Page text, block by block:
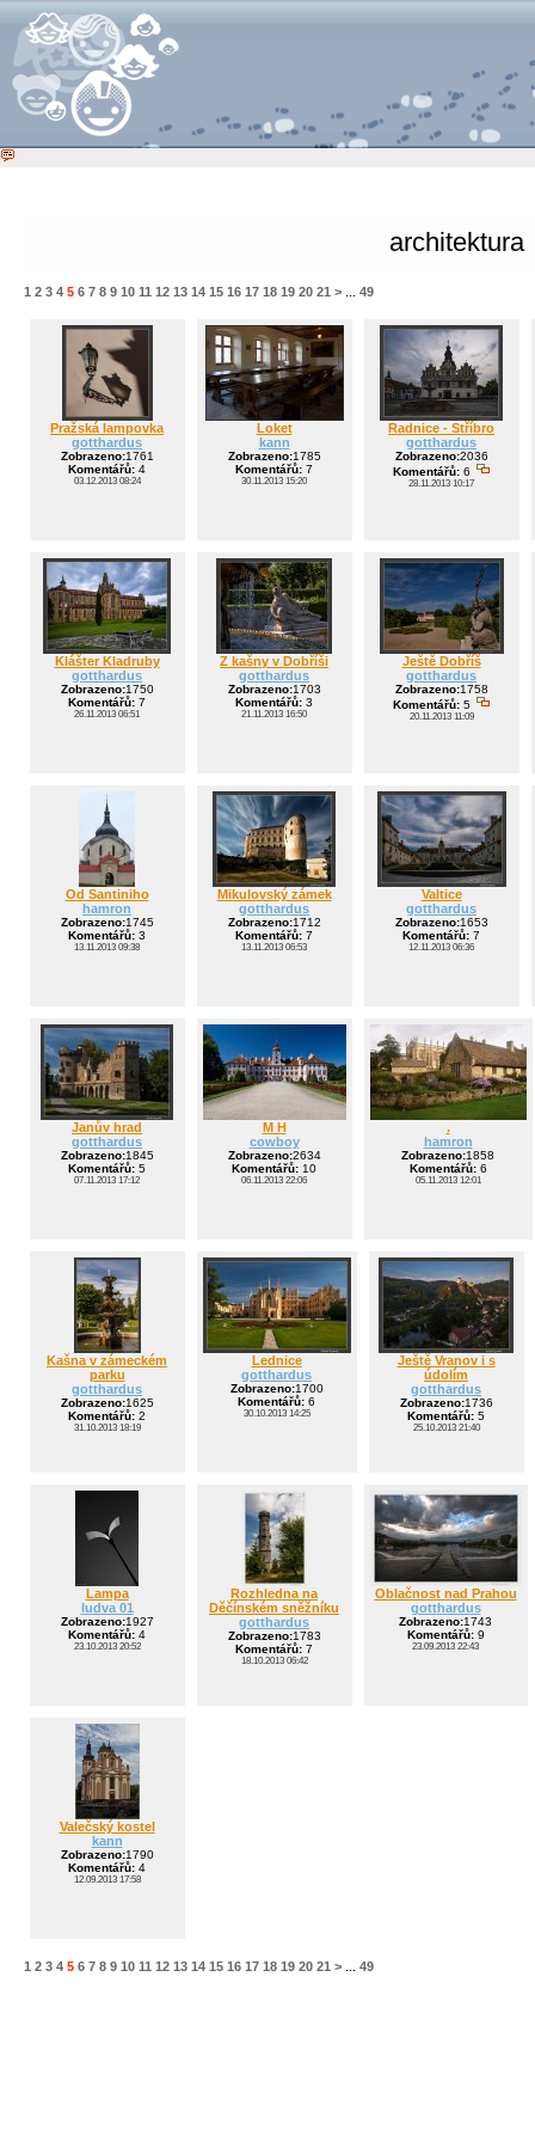
architektura
1 2 3 4 5 6 7 8 9 10 11 12 13 14 15 16 17 18 19 20 21 >... 49
Pražská lampovka
gotthardus
Zobrazeno:1761
Komentářů: 4
03.12.2013 08:24
Loket
kann
Zobrazeno:1785
Komentářů: 7
30.11.2013 15:20
Radnice - Stříbro
gotthardus
Zobrazeno:2036
Komentářů:6
28.11.2013 10:17
Klášter Kladruby
gotthardus
Zobrazeno:1750
Komentářů: 7
26.11.2013 06:51
Z kašny v Dobříši
gotthardus
Zobrazeno:1703
Komentářů: 3
21.11.2013 16:50
Ještě Dobříš
gotthardus
Zobrazeno:1758
Komentářů:5
20.11.2013 11:09
Od Santiniho
hamron
Zobrazeno:1745
Komentářů: 3
13.11.2013 09:38
Mikulovský zámek
gotthardus
Zobrazeno:1712
Komentářů: 7
13.11.2013 06:53
Valtice
gotthardus
Zobrazeno:1653
Komentářů: 7
12.11.2013 06:36
Janův hrad
gotthardus
Zobrazeno:1845
Komentářů: 5
07.11.2013 17:12
M H
cowboy
Zobrazeno:2634
Komentářů: 10
06.11.2013 22:06
.
hamron
Zobrazeno:1858
Komentářů:6
05.11.2013 12:01
Kašna v zámeckém
parku
gotthardus
Zobrazeno:1625
Komentářů: 2
31.10.2013 18:19
Lednice
gotthardus
Zobrazeno:1700
Komentářů: 6
30.10.2013 14:25
Ještě Vranov i s
údolím
gotthardus
Zobrazeno:1736
Komentářů: 5
25.10.2013 21:40
Lampa
ludva 01
Zobrazeno:1927
Komentářů: 4
23.10.2013 20:52
Rozhledna na
Děčínském sněžníku
gotthardus
Zobrazeno:1783
Komentářů: 7
18.10.2013 06:42
Oblačnost nad Prahou
gotthardus
Zobrazeno:1743
Komentářů:9
23.09.2013 22:43
Valečský kostel
kann
Zobrazeno:1790
Komentářů: 4
12.09.2013 17:58
1 2 3 4 5 6 7 8 9 10 11 12 13 14 15 16 17 18 19 20 21 >... 49